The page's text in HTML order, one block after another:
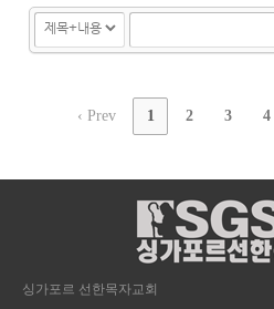
‹ Prev 1 2 3 4
싱가포르 선한목자교회